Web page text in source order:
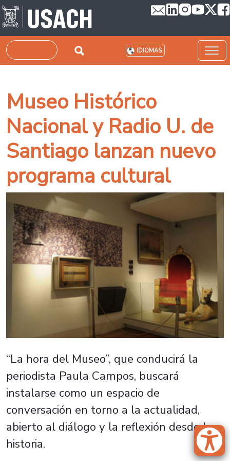
Pasar al contenido principal
Buscar IDIOMAS
Museo Histórico
Nacional y Radio U. de
Santiago lanzan nuevo
programa cultural
“La hora del Museo”, que conducirá la
periodista Paula Campos, buscará
instalarse como un espacio de
conversación en torno a la actualidad,
abierto al diálogo y la reflexión desde la
historia.